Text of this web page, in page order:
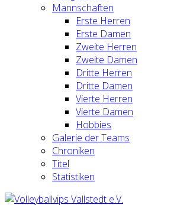
Mannschaften
Erste Herren
Erste Damen
Zweite Herren
Zweite Damen
Dritte Herren
Dritte Damen
Vierte Herren
Vierte Damen
Hobbies
Galerie der Teams
Chroniken
Titel
Statistiken